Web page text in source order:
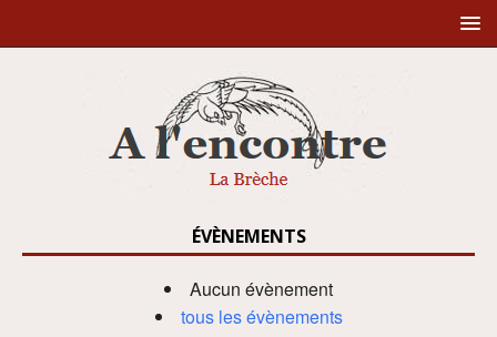
ÉVÈNEMENTS
Aucun évènement
tous les évènements